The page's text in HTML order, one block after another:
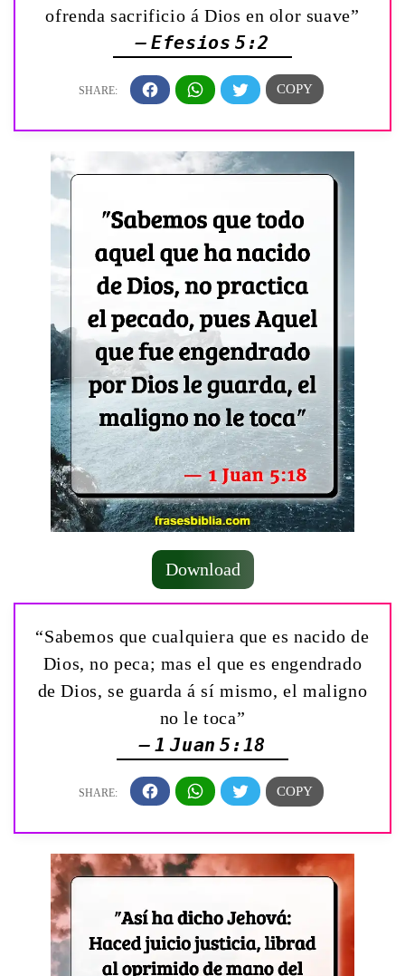
ofrenda sacrificio á Dios en olor suave”
— Efesios 5:2
Download
“Sabemos que cualquiera que es nacido de
Dios, no peca; mas el que es engendrado
de Dios, se guarda á sí mismo, el maligno
no le toca”
— 1 Juan 5:18